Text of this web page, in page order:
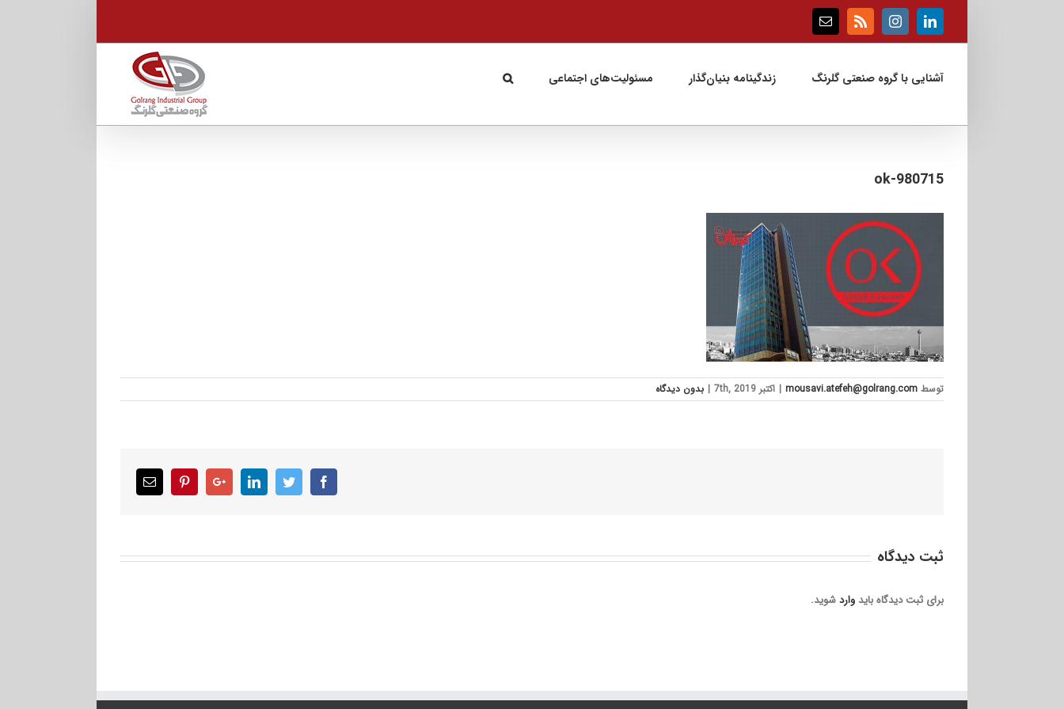
LinkedIn
Instagram
Rss
Email
آشنایی با گروه صنعتی گلرنگ زندگینامه بنیان‌گذار مسئولیت‌های اجتماعی
ok-980715
توسط mousavi.atefeh@golrang.com
| اکتبر 7th, 2019 | بدون ديدگاه
Facebook
Twitter
LinkedIn
Google+
Pinterest
Email
ثبت ديدگاه
برای ثبت دیدگاه باید واردشوید.